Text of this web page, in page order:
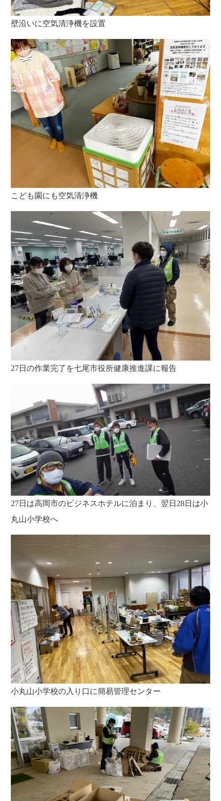
壁沿いに空気清浄機を設置
こども園にも空気清浄機
27日の作業完了を七尾市役所健康推進課に報告
27日は高岡市のビジネスホテルに泊まり、翌日28日は小
丸山小学校へ
小丸山小学校の入り口に簡易管理センター